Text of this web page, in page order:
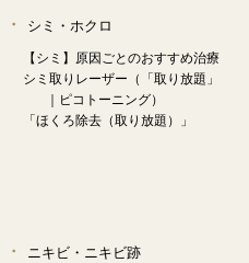
シミ・ホクロ
【シミ】原因ごとのおすすめ治療
シミ取りレーザー（「取り放題」
｜ピコトーニング）
「ほくろ除去（取り放題）」
ニキビ・ニキビ跡